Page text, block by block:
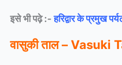
इसे भी पढ़े :-हरिद्वार के प्रमुख
वासुकी ताल –